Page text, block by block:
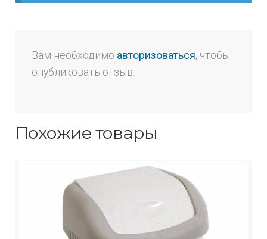
Вам необходимо авторизоваться, чтобы
опубликовать отзыв.
Похожие товары